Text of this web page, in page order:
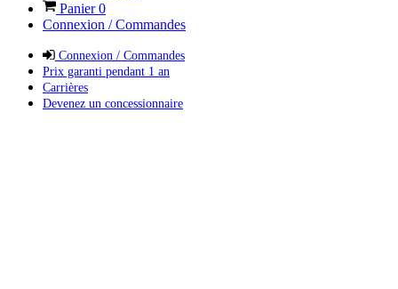
Panier0
Connexion / Commandes
Connexion / Commandes
Prix garanti pendant 1 an
Carrières
Devenez un concessionnaire